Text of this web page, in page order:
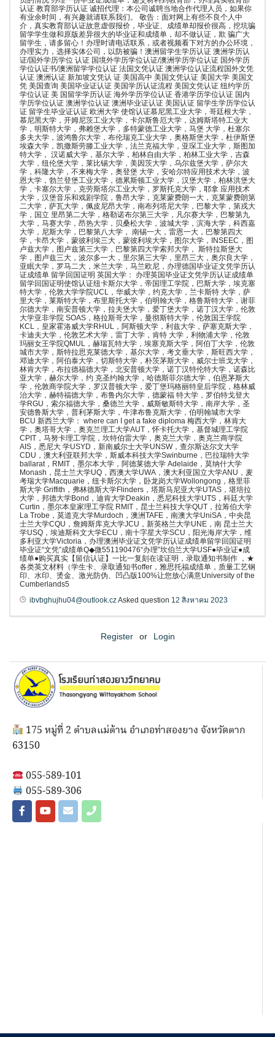
认证 教育部学历认证 诚招代理：本公司诚聘当地合作代理人员，如果你
有业余时间，有兴趣就请联系我们。 敬告：面对网上有些不良个人中
介，真实教育部认证故意虚假报价，毕业证、成绩单却报价很高，挖坑骗
留学学生做和原版差异很大的毕业证和成绩单，却不做认证，欺 骗广大
留学生，请多留心！办理时请电话联系，或者视频看下对方的办公环境，
办理实力，选择实体公司，以防被骗！澳洲留学生学历认证 澳洲学历认
证/国外学历学位 认证 国境外学历学位认证/澳洲学历学位认证 国外学历
学位认证书/澳洲留学学位认证 法国文凭认证 澳洲学位认证流程国外文凭
认证 澳洲认证 新加坡文凭认 证 美国高中 美国文凭认证 美国大学 美国文
凭 美国查询 美国毕业证认证 美国学历认证流程 美国文凭认证 纽约学历
学位认证 美 国留学学历认证 海外学历学位认证 香港学历学位认证 国内
学历学位认证 澳洲学位认证 澳洲毕业证认证 美国认证 留学生学历学位认
证 留学生毕业证认证 欧洲大学 使馆认证慕尼黑工业大学，哥廷根大学，
慕尼黑大学，开姆尼茨工业大学，卡尔斯鲁厄大学，达姆斯塔特工业大
学，明斯特大学，弗赖堡大学，多特蒙德工业大学，马堡 大学，杜塞尔
多夫大学，波鸿鲁尔大学，布伦瑞克工业大学，奥格斯堡大学，杜伊斯堡
埃森大学，凯撒斯劳滕工业大学，法兰克福大学，亚琛工业大学，斯图加
特大学， 汉诺威大学，基尔大学，柏林自由大学，柏林工业大学，吉森
大学，纽伦堡大学，莱比锡大学，美因茨大学，乌尔兹堡大学，萨尔大
学，科隆大学，不来梅大学，奥登堡 大学，安哈尔特应用技术大学，波
恩大学，勃兰登堡工业大学，德累斯顿工业大学，汉堡大学，柏林洪堡大
学，卡塞尔大学，克劳斯塔尔工业大学，罗斯托克大学，耶拿 应用技术
大学，汉堡音乐和戏剧学院，鲁昂大学，克莱蒙费朗一大，克莱蒙费朗第
二大学，萨瓦大学，佩皮尼昂大学，南布列塔尼大学，巴黎大学，第戎大
学，国立 里昂第二大学，格勒诺布尔第三大学，凡尔赛大学，巴黎第九
大学，马赛大学，昂热大学，贝桑松大学，波城大学，滨海大学，科西嘉
大学，尼斯大学，巴黎第八大学， 南锡一大，雷恩一大，巴黎第四大
学，卡昂大学，蒙彼利埃三大，蒙彼利埃大学，图尔大学，INSEEC，图
卢兹大学，图卢兹第三大学，巴黎第四大学索邦大学， 斯特拉斯堡大
学，图卢兹三大，波尔多一大，里尔第三大学，里昂三大，奥尔良大学，
亚眠大学，罗马二大，米兰大学，马兰欧尼，办理德国毕业证文凭学历认
证成绩单 留学回国证明 英国大学： 办理英国毕业证文凭学历认证成绩单
留学回国证明使馆认证纽卡斯尔大学，帝国理工学院，巴斯大学，埃克塞
特大学，伦敦大学学院UCL，华威大学，约克大学，兰卡斯特 大学，萨
里大学，莱斯特大学，布里斯托大学，伯明翰大学，格鲁斯特大学，谢菲
尔德大学，南安普顿大学，拉夫堡大学，爱丁堡大学，诺丁汉大学，伦敦
大学亚非学院 SOAS，格拉斯哥大学，曼彻斯特大学，伦敦国王学院
KCL，皇家霍洛威大学RHUL，阿斯顿大学，利兹大学，萨塞克斯大学，
卡迪夫大学，伦敦艺术大学，雷丁大学，肯特 大学，利物浦大学，伦敦
玛丽女王学院QMUL，赫瑞瓦特大学，埃塞克斯大学，阿伯丁大学，伦敦
城市大学，斯特拉思克莱德大学，基尔大学，考文垂大学，斯旺西大学，
邓迪大学，阿伯泰大学，切斯特大学，朴茨茅斯大学，威尔士班戈大学，
林肯大学，布拉德福德大学，北安普顿大学，诺丁汉特伦特大学，诺森比
亚大学，赫尔大学，约 克圣约翰大学，哈德斯菲尔德大学，伯恩茅斯大
学，伦敦商学院大学，罗汉普顿大学，爱丁堡玛格丽特皇后学院，格林威
治大学，赫特福德大学，布鲁内尔大学，德蒙福 特大学，罗伯特戈登大
学RGU，索尔福德大学，桑德兰大学，威斯敏斯特大学，南岸大学，圣
安德鲁斯大学，普利茅斯大学，牛津布鲁克斯大学，伯明翰城市大学
BCU 新西兰大学： where can I get a fake diploma 梅西大学，林肯大
学，奥塔哥大学，奥克兰理工大学AUT，怀卡托大学，基督城理工学院
CPIT，马努卡理工学院，坎特伯雷大学，奥克兰大学，奥克兰商学院
AIS，悉尼大 学USYD，新南威尔士大学UNSW，查尔斯达尔文大学
CDU，澳大利亚联邦大学，斯威本科技大学Swinburne，巴拉瑞特大学
ballarat，RMIT，墨尔本大学，阿德莱德大学 Adelaide，莫纳什大学
Monash，昆士兰大学UQ，西澳大学UWA，澳大利亚国立大学ANU，麦
考瑞大学Macquarie，纽卡斯尔大学，卧龙岗大学Wollongong，格里菲
斯大学 Griffith，弗林德斯大学Flinders，塔斯马尼亚大学UTAS，堪培拉
大学，邦德大学Bond，迪肯大学Deakin，悉尼科技大学UTS，科廷大学
Curtin，墨尔本皇家理工学院 RMIT，昆士兰科技大学QUT，拉筹伯大学
La Trobe，莫道克大学Murdoch，澳洲TAFE，南澳大学UniSA，中央昆
士兰大学CQU，詹姆斯库克大学JCU，新英格兰大学UNE，南 昆士兰大
学USQ，埃迪斯科文大学ECU，南十字星大学SCU，阳光海岸大学，维
多利亚大学Victoria，办理澳洲毕业证文凭学历认证成绩单留学回国证明
毕业证“文凭”成绩单Q◆微551190476“办理”坎伯兰大学USF●毕业证●成
绩单●购买真实【留信认证】一比一复刻在读证明，录取通知书制作 ，★
各类英文材料（学生卡、录取通知书offer，雅思托福成绩单，质量工艺钢
印、水印、烫金、激光防伪、凹凸版100%让您放心满意University of the
Cumberlands5
ibvbghujhu04@outlook.czAsked question 12 สิงหาคม 2023
Register or Login
175 หมู่ที่ 2 ตำบลแม่ต้าน อำเภอท่าสองยาง จังหวัดตาก
63150
055-589-101
055-589-306